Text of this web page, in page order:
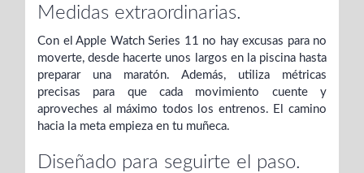
Medidas extraordinarias.
Con el Apple Watch Series 11 no hay excusas para no
moverte, desde hacerte unos largos en la piscina hasta
preparar una maratón. Además, utiliza métricas
precisas para que cada movimiento cuente y
aproveches al máximo todos los entrenos. El camino
hacia la meta empieza en tu muñeca.
Diseñado para seguirte el paso.